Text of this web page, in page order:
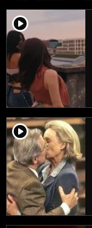
player2
player2